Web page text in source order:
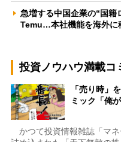
急増する中国企業の“国
Temu…本社機能を海外
投資ノウハウ満載コ
「売り時」
ミック「俺
かつて投資情報雑誌「マ